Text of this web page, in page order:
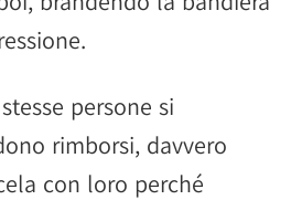
persone si
rimborsi, davvero
con loro perché